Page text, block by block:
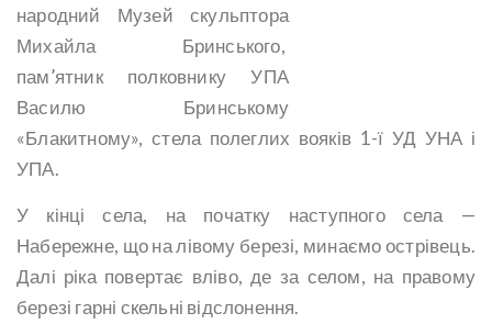
народний Музей скульптора
Михайла Бринського,
пам’ятник полковнику УПА
Василю Бринському
«Блакитному», стела полеглих вояків 1-ї УД УНА і
УПА.
У кінці села, на початку наступного села —
Набережне, що на лівому березі, минаємо острівець.
Далі ріка повертає вліво, де за селом, на правому
березі гарні скельні відслонення.